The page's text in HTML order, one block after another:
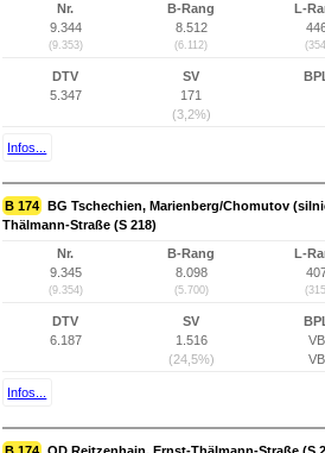
Nr.
9.344
(9.353)
B-Rang
8.512
(6.112)
L-
DTV
5.347
SV
171
(3,2%)
Infos...
B 174 BG Tschechien, Marienberg/Chomutov
Thälmann-Straße (S 218)
Nr.
9.345
(9.354)
B-Rang
8.098
(5.700)
L-
DTV
6.187
SV
1.516
(24,5%)
VB
VB
Infos...